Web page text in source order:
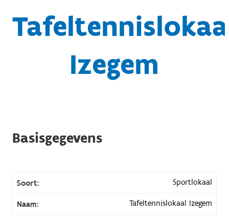
Izegem
Basisgegevens
Soort: Sportlokaal
Naam: Tafeltennislokaal Izegem